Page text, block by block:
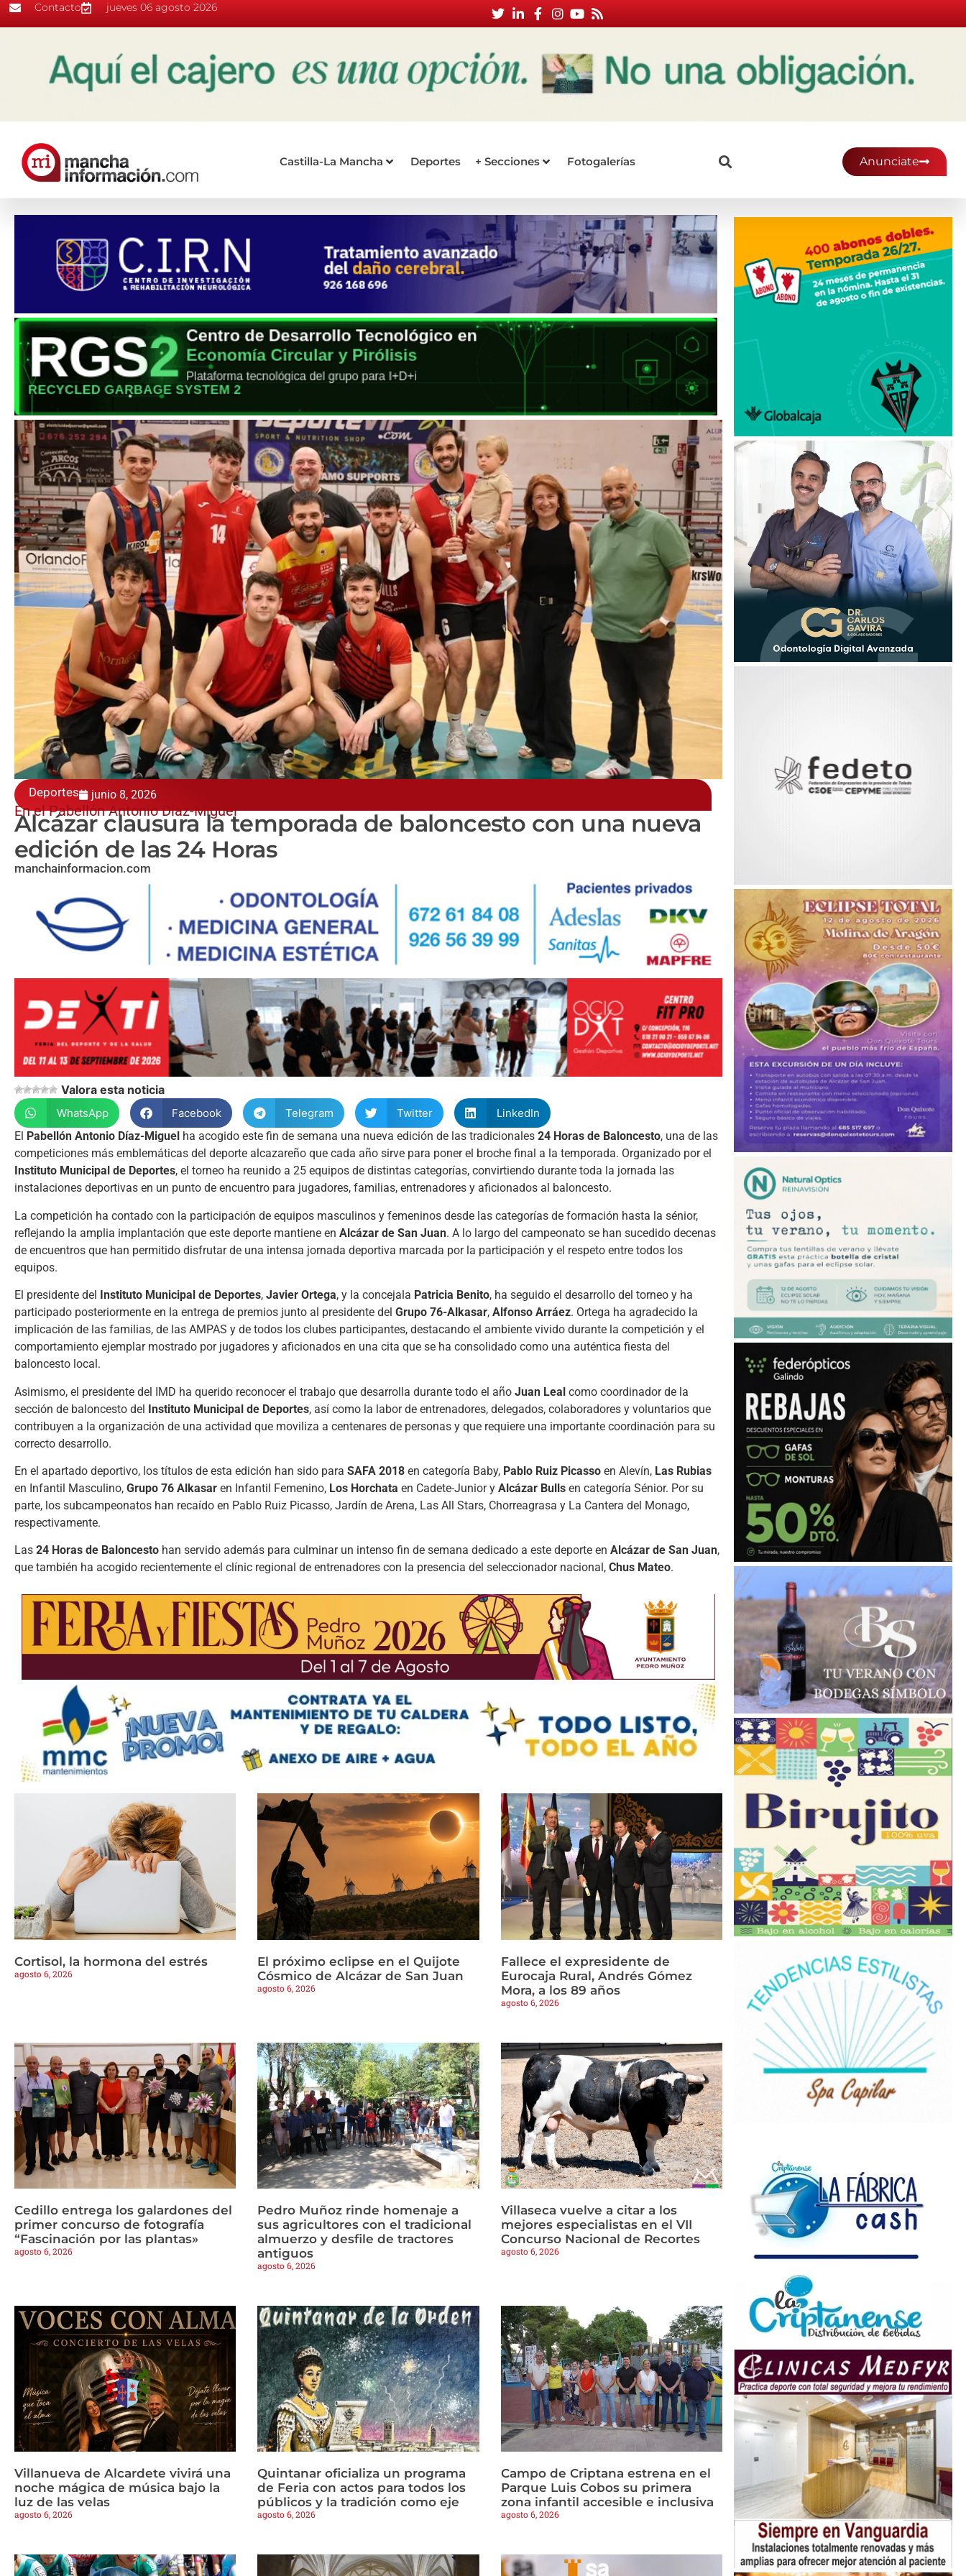
Contacto jueves 06 agosto 2026
Castilla-La Mancha Deportes + Secciones Fotogalerías Anunciate
Deportes junio 8, 2026
En el Pabellón Antonio Díaz-Miguel
Alcázar clausura la temporada de baloncesto con una nueva
edición de las 24 Horas
manchainformacion.com
Valora esta noticia
WhatsApp Facebook Telegram Twitter
LinkedIn
El Pabellón Antonio Díaz-Miguel ha acogido este fin de semana una nueva edición de las tradicionales 24 Horas de Baloncesto, una de las
competiciones más emblemáticas del deporte alcazareño que cada año sirve para poner el broche final a la temporada. Organizado por el
Instituto Municipal de Deportes, el torneo ha reunido a 25 equipos de distintas categorías, convirtiendo durante toda la jornada las
instalaciones deportivas en un punto de encuentro para jugadores, familias, entrenadores y aficionados al baloncesto.
La competición ha contado con la participación de equipos masculinos y femeninos desde las categorías de formación hasta la sénior,
reflejando la amplia implantación que este deporte mantiene en Alcázar de San Juan. A lo largo del campeonato se han sucedido decenas
de encuentros que han permitido disfrutar de una intensa jornada deportiva marcada por la participación y el respeto entre todos los
equipos.
El presidente del Instituto Municipal de Deportes, Javier Ortega, y la concejala Patricia Benito, ha seguido el desarrollo del torneo y ha
participado posteriormente en la entrega de premios junto al presidente del Grupo 76-Alkasar, Alfonso Arráez. Ortega ha agradecido la
implicación de las familias, de las AMPAS y de todos los clubes participantes, destacando el ambiente vivido durante la competición y el
comportamiento ejemplar mostrado por jugadores y aficionados en una cita que se ha consolidado como una auténtica fiesta del
baloncesto local.
Asimismo, el presidente del IMD ha querido reconocer el trabajo que desarrolla durante todo el año Juan Leal como coordinador de la
sección de baloncesto del Instituto Municipal de Deportes, así como la labor de entrenadores, delegados, colaboradores y voluntarios que
contribuyen a la organización de una actividad que moviliza a centenares de personas y que requiere una importante coordinación para su
correcto desarrollo.
En el apartado deportivo, los títulos de esta edición han sido para SAFA 2018 en categoría Baby, Pablo Ruiz Picasso en Alevín, Las Rubias
en Infantil Masculino, Grupo 76 Alkasar en Infantil Femenino, Los Horchata en Cadete-Junior y Alcázar Bulls en categoría Sénior. Por su
parte, los subcampeonatos han recaído en Pablo Ruiz Picasso, Jardín de Arena, Las All Stars, Chorreagrasa y La Cantera del Monago,
respectivamente.
Las 24 Horas de Baloncesto han servido además para culminar un intenso fin de semana dedicado a este deporte en Alcázar de San Juan,
que también ha acogido recientemente el clínic regional de entrenadores con la presencia del seleccionador nacional, Chus Mateo.
Cortisol, la hormona del estrés
agosto 6, 2026
El próximo eclipse en el Quijote
Cósmico de Alcázar de San Juan
agosto 6, 2026
Fallece el expresidente de
Eurocaja Rural, Andrés Gómez
Mora, a los 89 años
agosto 6, 2026
Cedillo entrega los galardones del
primer concurso de fotografía
“Fascinación por las plantas»
agosto 6, 2026
Pedro Muñoz rinde homenaje a
sus agricultores con el tradicional
almuerzo y desfile de tractores
antiguos
agosto 6, 2026
Villaseca vuelve a citar a los
mejores especialistas en el VII
Concurso Nacional de Recortes
agosto 6, 2026
Villanueva de Alcardete vivirá una
noche mágica de música bajo la
luz de las velas
agosto 6, 2026
Quintanar oficializa un programa
de Feria con actos para todos los
públicos y la tradición como eje
agosto 6, 2026
Campo de Criptana estrena en el
Parque Luis Cobos su primera
zona infantil accesible e inclusiva
agosto 6, 2026